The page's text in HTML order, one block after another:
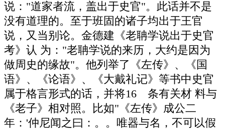
说："道家者流，盖出于史官"。此话并不是
没有道理的。至于班固的诸子均出于王官
说，又当别论。金德建《老聃学说出于史官
考》认 为："老聃学说的来历，大约是因为
做周史的缘故"。他列举了《左传》、《国
语》、《论语》、《大戴礼记》等书中史官
属于格言形式的话，并将16 条有关材 料与
《老子》相对照。比如"《左传》成公二
年：'仲尼闻之曰：。。唯器与名，不可以假